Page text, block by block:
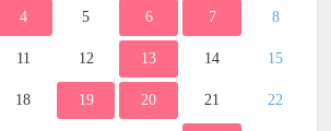
4 5 6 7 8
11 12 13 14 15
18 19 20 21 22